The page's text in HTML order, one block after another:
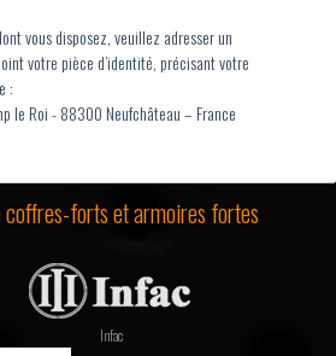
vous disposez, veuillez adresser un
votre pièce d’identité, précisant votre
:
le Roi - 88300 Neufchâteau – France
coffres-forts et armoires fortes
Infac